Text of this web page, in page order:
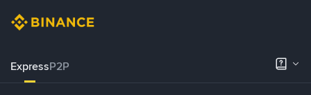
ExpressP2P